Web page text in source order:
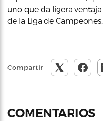
uno que da ligera
de la Liga de Campeones.
Compartir
COMENTARIOS